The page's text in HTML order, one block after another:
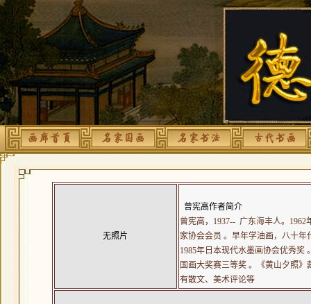
无照片
曾宪高作者简介
曾宪高，1937-- 广东海丰人。
家协会会员 。早年学油画，八十
1985年日本现代水墨画协会优秀奖
国画大奖赛三等奖 。《黄山夕照
有散文、美术评论等